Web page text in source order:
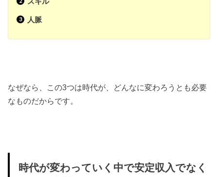
人脈
なぜなら、この3つは時代が、どんなに変わろうとも必要
なものだからです。
時代が変わっていく中で安定収入でなく